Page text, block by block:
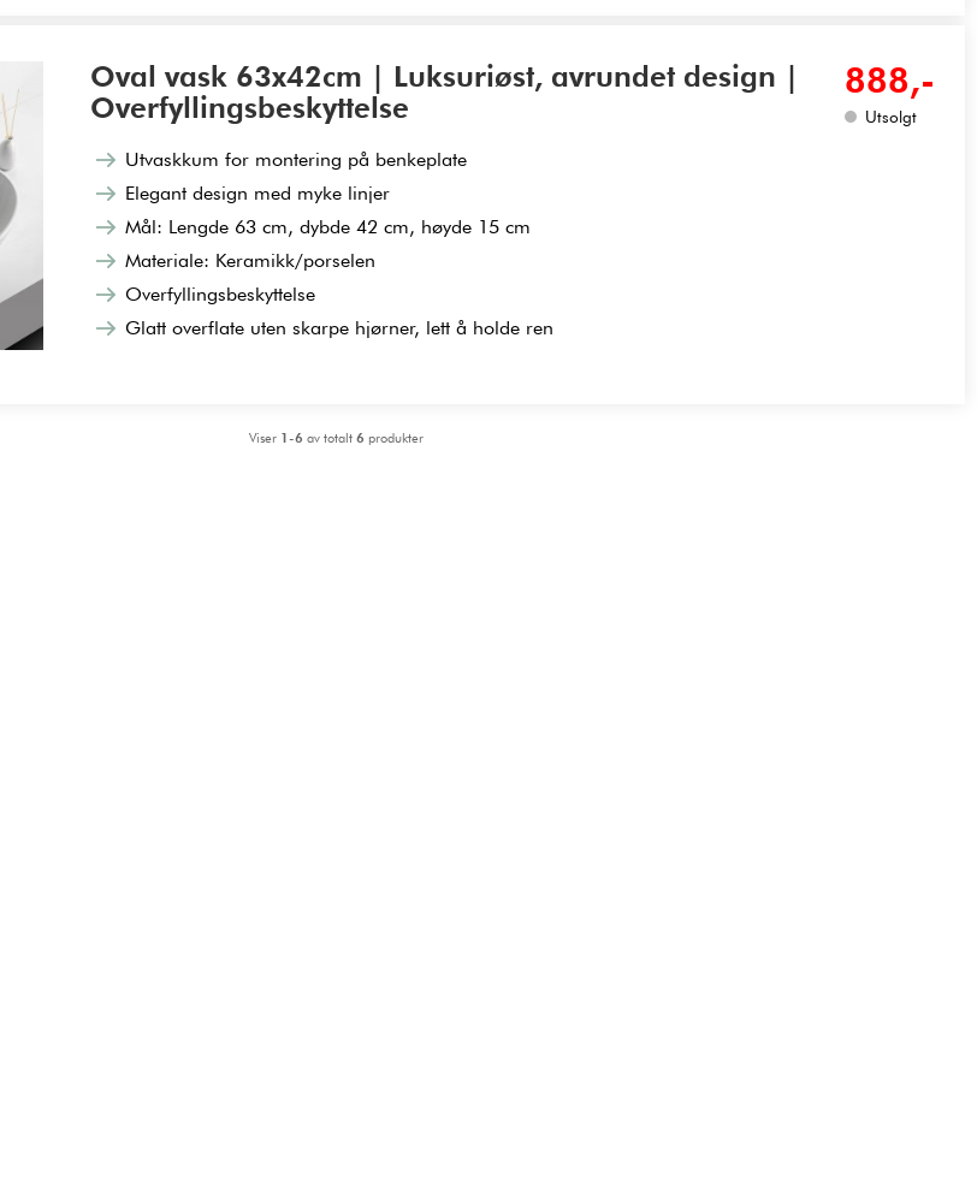
Oval vask 63x42cm | Luksuriøst, avrundet design |
Overfyllingsbeskyttelse
Utvaskkum for montering på benkeplate
Elegant design med myke linjer
Mål: Lengde 63 cm, dybde 42 cm, høyde 15 cm
Materiale: Keramikk/porselen
Overfyllingsbeskyttelse
Glatt overflate uten skarpe hjørner, lett å holde ren
888,-
Utsolgt
Viser 1-6 av totalt 6 produkter